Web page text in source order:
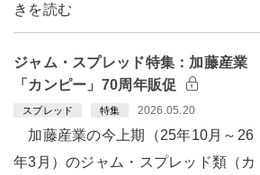
きを読む
ジャム・スプレッド特集：加藤産業
「カンピー」70周年販促
スプレッド 特集 2026.05.20
加藤産業の今上期（25年10月～26
年3月）のジャム・スプレッド類（カ